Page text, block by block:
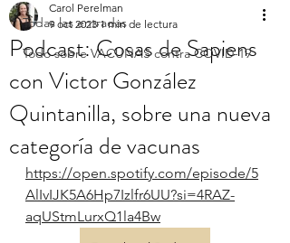
Todas las entradas
Todo sobre VACUNAS contra COVID-19
Podcast: Cosas de Sapiens
con Victor González
Quintanilla, sobre una nueva
categoría de vacunas
Carol Perelman
9 oct 2023 1 min de lectura
https://open.spotify.com/episode/5
AlIvIJK5A6Hp7Izlfr6UU?si=4RAZ-
aqUStmLurxQ1la4Bw